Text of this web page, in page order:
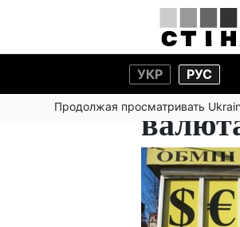
УКР РУС
Продолжая просматривать